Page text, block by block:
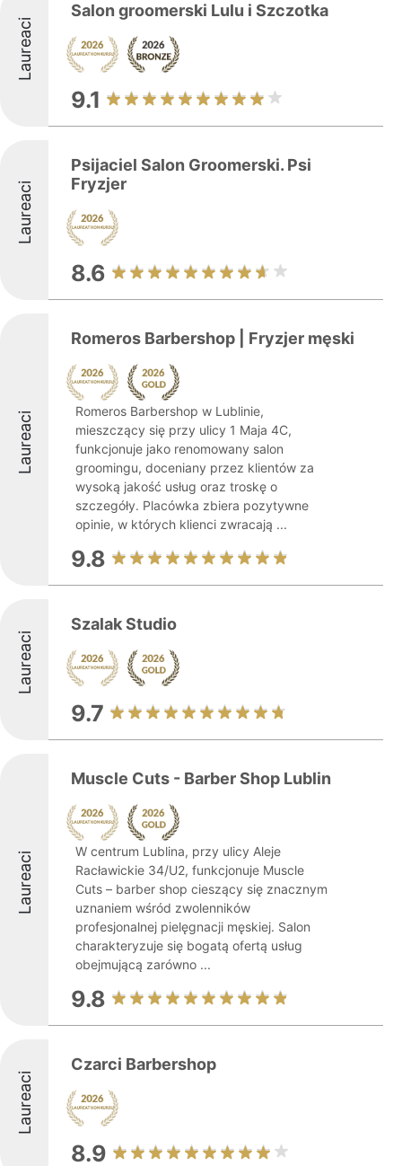
Laureaci
Salon groomerski Lulu i Szczotka
9.1
Laureaci
Psijaciel Salon Groomerski. Psi
Fryzjer
8.6
Laureaci
Romeros Barbershop | Fryzjer męski
Romeros Barbershop w Lublinie,
mieszczący się przy ulicy 1 Maja 4C,
funkcjonuje jako renomowany salon
groomingu, doceniany przez klientów za
wysoką jakość usług oraz troskę o
szczegóły. Placówka zbiera pozytywne
opinie, w których klienci zwracają ...
9.8
Laureaci
Szalak Studio
9.7
Laureaci
Muscle Cuts - Barber Shop Lublin
W centrum Lublina, przy ulicy Aleje
Racławickie 34/U2, funkcjonuje Muscle
Cuts – barber shop cieszący się znacznym
uznaniem wśród zwolenników
profesjonalnej pielęgnacji męskiej. Salon
charakteryzuje się bogatą ofertą usług
obejmującą zarówno ...
9.8
Laureaci
Czarci Barbershop
8.9